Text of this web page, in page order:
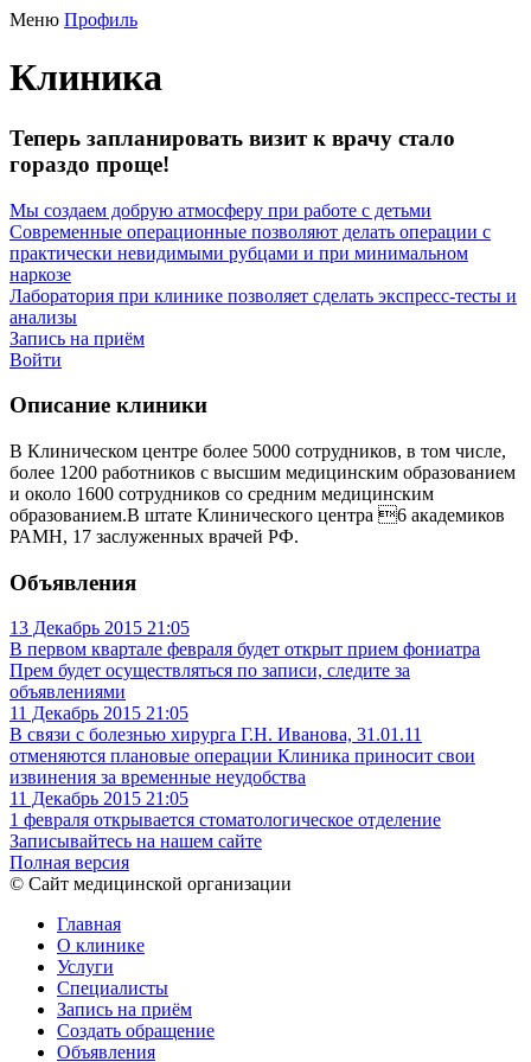
Меню Профиль
Клиника
Теперь запланировать визит к врачу стало
гораздо проще!
Мы создаем добрую атмосферу при работе с детьми
Современные операционные позволяют делать операции с
практически невидимыми рубцами и при минимальном
наркозе
Лаборатория при клинике позволяет сделать экспресс-тесты и
анализы
Запись на приём
Войти
Описание клиники
В Клиническом центре более 5000 сотрудников, в том числе,
более 1200 работников с высшим медицинским образованием
и около 1600 сотрудников со средним медицинским
образованием.В штате Клинического центра 6 академиков
РАМН, 17 заслуженных врачей РФ.
Объявления
13 Декабрь 2015 21:05
В первом квартале февраля будет открыт прием фониатра
Прем будет осуществляться по записи, следите за
объявлениями
11 Декабрь 2015 21:05
В связи с болезнью хирурга Г.Н. Иванова, 31.01.11
отменяются плановые операции Клиника приносит свои
извинения за временные неудобства
11 Декабрь 2015 21:05
1 февраля открывается стоматологическое отделение
Записывайтесь на нашем сайте
Полная версия
© Сайт медицинской организации
Главная
О клинике
Услуги
Специалисты
Запись на приём
Создать обращение
Объявления